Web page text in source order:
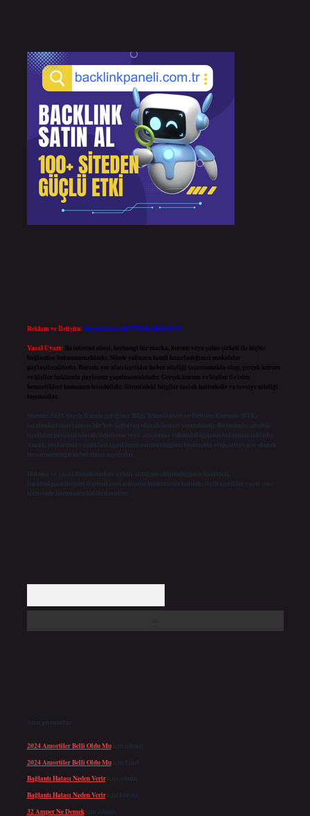
Reklam ve İletişim:Skype: live:.cid.575569c608265c69
Yasal Uyarı: Bu internet sitesi, herhangi bir marka, kurum veya şahıs şirketi ile hiçbir
bağlantısı bulunmamaktadır. Sitede yalnızca kendi hazırladığımız makaleler
paylaşılmaktadır. Burada yer alan içerikler haber niteliği taşımamakta olup, gerçek kurum
ve kişiler hakkında paylaşım yapılmamaktadır. Gerçek kurum ve kişiler ile isim
benzerlikleri tamamen tesadüfidir. Sitemizdeki bilgiler taslak halindedir ve tavsiye niteliği
taşımazlar.
Sitemiz, 5651 Sayılı Kanun gereğince Bilgi Teknolojileri ve İletişim Kurumu (BTK)
tarafından onaylanmış bir Yer Sağlayıcı olarak hizmet vermektedir. Bu nedenle, sitedeki
içerikleri proaktif olarak denetleme veya araştırma yükümlülüğümüz bulunmamaktadır.
Ancak, üyelerimiz yazdıkları içeriklerin sorumluluğunu taşımakta olup, siteye üye olarak
bu sorumluluğu kabul etmiş sayılırlar.
Hukuka ve yasal düzenlemelere aykırı olduğunu düşündüğünüz içerikleri,
backlinkpanelicomtr@gmail.com adresine bildirmeniz halinde, ilgili içerikler yasal süre
içerisinde sitemizden kaldırılacaktır.
Son yorumlar
2024 Amortiler Belli Oldu Muiçin admin
2024 Amortiler Belli Oldu Muiçin Emel
Bağlantı Hatası Neden Veririçin admin
Bağlantı Hatası Neden Veririçin Kerem
32 Amper Ne Demekiçin admin